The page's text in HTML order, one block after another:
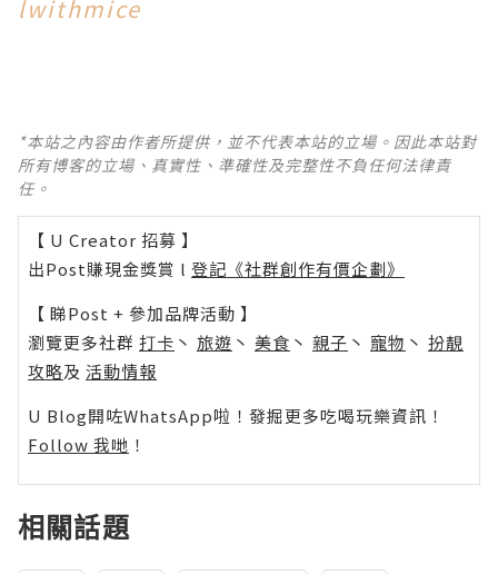
lwithmice
*本站之內容由作者所提供，並不代表本站的立場。因此本站對
所有博客的立場、真實性、準確性及完整性不負任何法律責
任。
【 U Creator 招募 】
出Post賺現金獎賞 l 登記《社群創作有價企劃》
【 睇Post + 參加品牌活動 】
瀏覽更多社群 打卡 丶 旅遊 丶 美食 丶 親子 丶 寵物 丶 扮靚
攻略及 活動情報
U Blog開咗WhatsApp啦！發掘更多吃喝玩樂資訊！
Follow 我哋 ！
相關話題